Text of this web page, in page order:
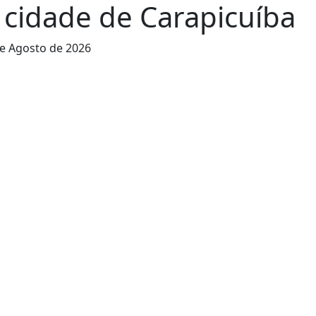
de Carapicuíba
Agosto de 2026